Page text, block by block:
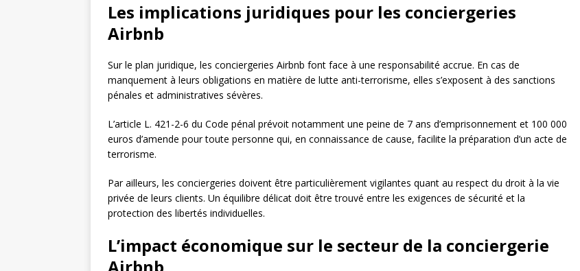
Les implications juridiques pour les conciergeries
Airbnb
Sur le plan juridique, les conciergeries Airbnb font face à une responsabilité accrue. En cas de
manquement à leurs obligations en matière de lutte anti-terrorisme, elles s’exposent à des sanctions
pénales et administratives sévères.
L’article L. 421-2-6 du Code pénal prévoit notamment une peine de 7 ans d’emprisonnement et 100 000
euros d’amende pour toute personne qui, en connaissance de cause, facilite la préparation d’un acte de
terrorisme.
Par ailleurs, les conciergeries doivent être particulièrement vigilantes quant au respect du droit à la vie
privée de leurs clients. Un équilibre délicat doit être trouvé entre les exigences de sécurité et la
protection des libertés individuelles.
L’impact économique sur le secteur de la conciergerie